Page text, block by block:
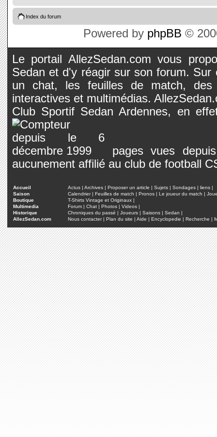
Index du forum
Powered by phpBB ©
Le portail AllezSedan.com vous
Sedan et d'y réagir sur son forum.
un chat, les feuilles de match, des
interactives et multimédias.
Club Sportif Sedan Ardennes, en
pages vues
aucunement affilié au club de football
Accueil Actus | Archives | Proposer un article | Sujets | Sondages | liens |
Saison
Calendrier| Feuilles de match | Pronos | Le joueur du match |
Boutique
T-Shirts Vintage et Originaux |
Multimedia
Forum | Chat | Photos | Videos |
Historique
Chroniques du passé | Joueurs | Saisons | Sedan |
AllezSedan.com
Nous contacter| Plan du site | Aide | Encyclopedie | Recherche |